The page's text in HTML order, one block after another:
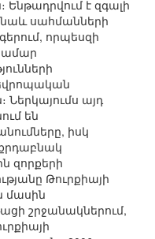
Ենթադրվում է զգալի
սահմանների
որպեսզի
Ներկայումս այդ
են
իսկ
զորքերի
Թուրքիայի
մասին
շրջանակներում,